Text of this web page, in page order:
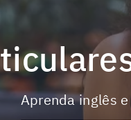
Aprenda inglês